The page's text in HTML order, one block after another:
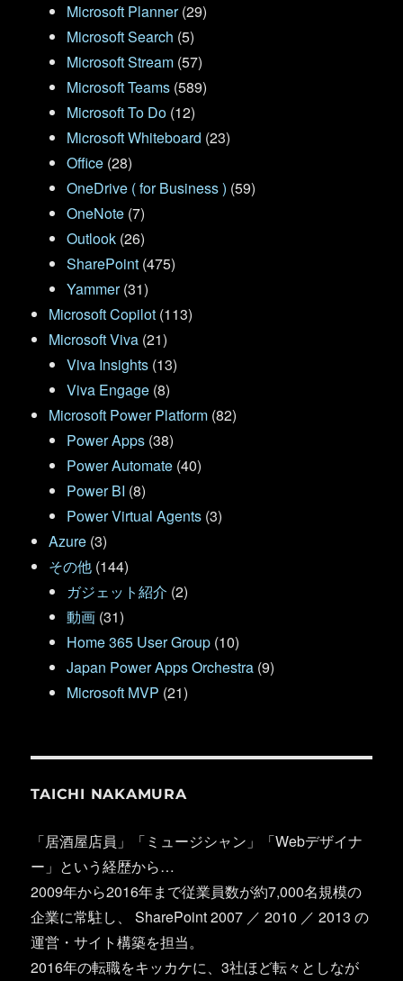
Microsoft Planner(29)
Microsoft Search (5)
Microsoft Stream (57)
Microsoft Teams (589)
Microsoft To Do (12)
Microsoft Whiteboard (23)
Office (28)
OneDrive ( for Business ) (59)
OneNote (7)
Outlook (26)
SharePoint (475)
Yammer(31)
Microsoft Copilot (113)
Microsoft Viva (21)
Viva Insights (13)
Viva Engage (8)
Microsoft Power Platform (82)
Power Apps (38)
Power Automate (40)
Power BI (8)
Power Virtual Agents (3)
Azure (3)
その他 (144)
ガジェット紹介 (2)
動画 (31)
Home 365 User Group (10)
Japan Power Apps Orchestra (9)
Microsoft MVP (21)
TAICHI NAKAMURA
「居酒屋店員」「ミュージシャン」「Webデザイナ
ー」という経歴から…
2009年から2016年まで従業員数が約7,000名規模の
企業に常駐し、 SharePoint 2007 ／ 2010 ／ 2013 の
運営・サイト構築を担当。
2016年の転職をキッカケに、3社ほど転々としなが